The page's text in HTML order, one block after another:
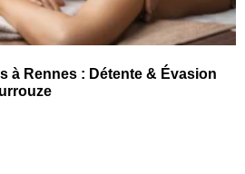
à Rennes : Détente & Évasion